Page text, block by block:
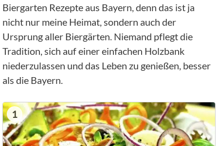
Biergarten Rezepte aus Bayern, denn das ist ja
nicht nur meine Heimat, sondern auch der
Ursprung aller Biergärten. Niemand pflegt die
Tradition, sich auf einer einfachen Holzbank
niederzulassen und das Leben zu genießen, besser
als die Bayern.
1